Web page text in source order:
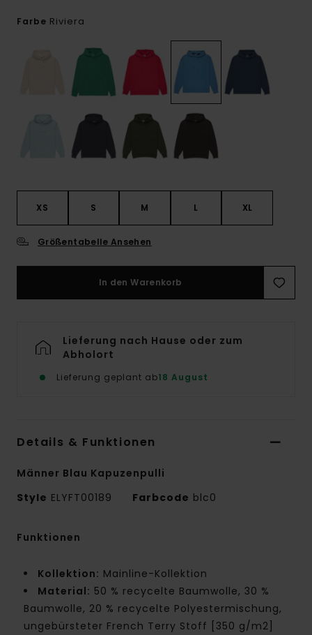
Farbe Riviera
XS S M L XL
Größentabelle Ansehen
In den Warenkorb
Lieferung nach Hause oder zum
Abholort
Lieferung geplant ab18 August
Details & Funktionen
Männer Blau Kapuzenpulli
Style ELYFT00189 Farbcode blc0
Funktionen
Kollektion: Mainline-Kollektion
Material: 50 % recycelte Baumwolle, 30 %
Baumwolle, 20 % recycelte Polyestermischung,
ungebürsteter French Terry Stoff [350 g/m2]